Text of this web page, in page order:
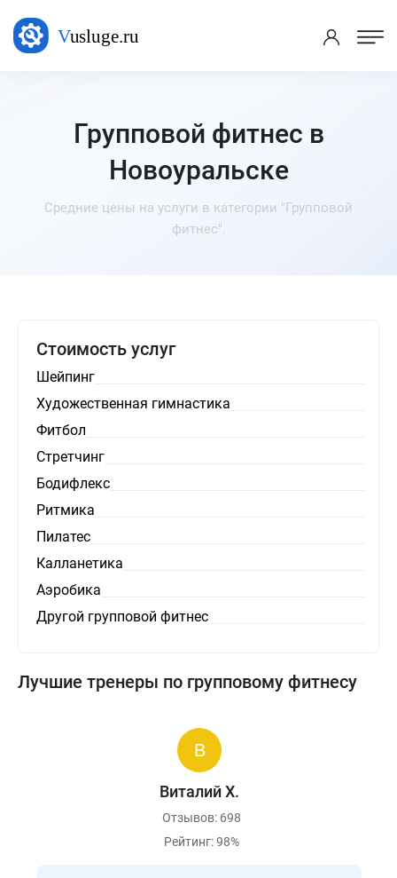
Групповой фитнес в
Новоуральске
Средние цены на услуги в категории "Групповой
фитнес".
Стоимость услуг
Шейпинг
Художественная гимнастика
Фитбол
Стретчинг
Бодифлекс
Ритмика
Пилатес
Калланетика
Аэробика
Другой групповой фитнес
Лучшие тренеры по групповому фитнесу
Виталий Х.
Отзывов: 698
Рейтинг: 98%